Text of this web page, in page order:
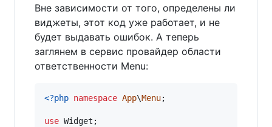
Вне зависимости от того, определены ли
виджеты, этот код уже работает, и не
будет выдавать ошибок. А теперь
заглянем в сервис провайдер области
ответственности Menu:
<?php namespace App\Menu;
use Widget